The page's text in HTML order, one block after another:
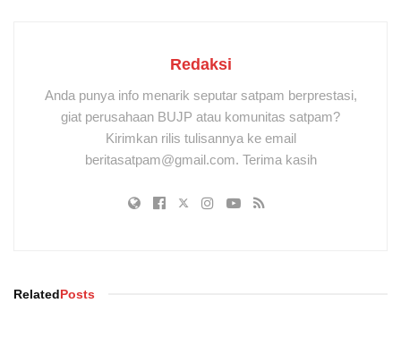
Redaksi
Anda punya info menarik seputar satpam berprestasi,
giat perusahaan BUJP atau komunitas satpam?
Kirimkan rilis tulisannya ke email
beritasatpam@gmail.com. Terima kasih
RelatedPosts